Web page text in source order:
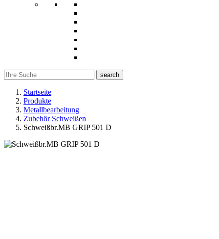
search
Startseite
Produkte
Metallbearbeitung
Zubehör Schweißen
Schweißbr.MB GRIP 501 D